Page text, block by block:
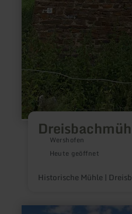
Wershofen
Heute geöffnet
Historische Mühle |